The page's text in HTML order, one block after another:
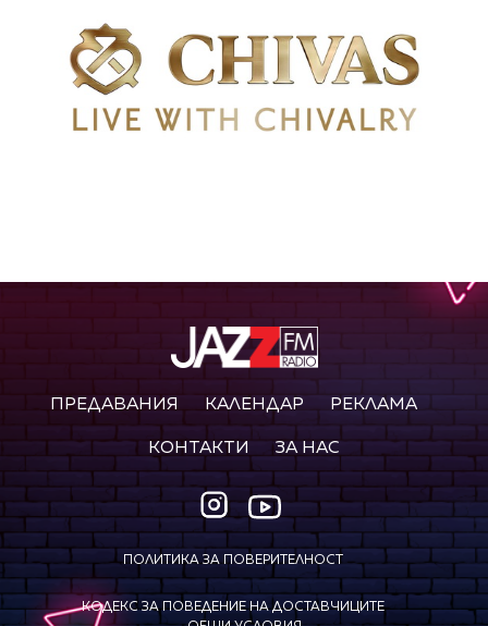
ПРЕДАВАНИЯ КАЛЕНДАР РЕКЛАМА
КОНТАКТИ ЗА НАС
ПОЛИТИКА ЗА ПОВЕРИТЕЛНОСТ
КОДЕКС ЗА ПОВЕДЕНИЕ НА ДОСТАВЧИЦИТЕ